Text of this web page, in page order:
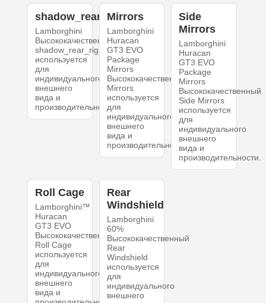
shadow_rear_right
Lamborghini
Высококачественный
shadow_rear_right
используется
для
индивидуального
внешнего
вида и
производительности.
Mirrors
Lamborghini
Huracan
GT3 EVO
Package
Mirrors
Высококачественный
Mirrors
используется
для
индивидуального
внешнего
вида и
производительности.
Side
Mirrors
Lamborghini
Huracan
GT3 EVO
Package
Mirrors
Высококачественный
Side Mirrors
используется
для
индивидуального
внешнего
вида и
производительности.
Roll Cage
Lamborghini™
Huracan
GT3 EVO
Высококачественный
Roll Cage
используется
для
индивидуального
внешнего
вида и
Rear
Windshield
Lamborghini
60%
Высококачественный
Rear
Windshield
используется
для
индивидуального
внешнего